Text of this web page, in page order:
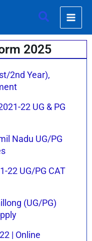
Search
2025
2nd Year),
22 UG & PG
Nadu UG/PG
22 UG/PG CAT
(UG/PG)
| Online
Page